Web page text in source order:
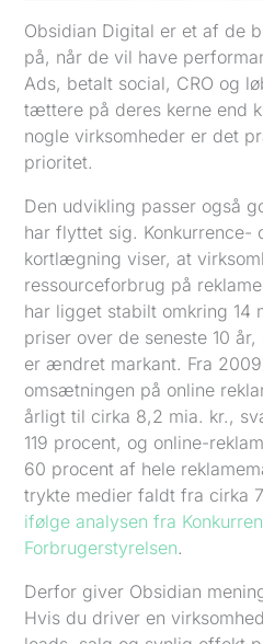
Obsidian Digital er et af de
på, når de vil have
Ads, betalt social, CRO og
tættere på deres kerne end
nogle virksomheder er det
prioritet.
Den udvikling passer også
har flyttet sig. Konkurrence-
kortlægning viser, at
ressourceforbrug på
har ligget stabilt omkring 14
priser over de seneste 10
er ændret markant. Fra
omsætningen på online
årligt til cirka 8,2 mia. kr.,
119 procent, og online-
60 procent af hele
trykte medier faldt fra cirka
ifølge analysen fra
Forbrugerstyrelsen.
Derfor giver Obsidian
Hvis du driver en